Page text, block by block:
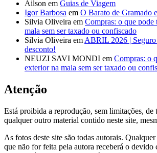
Ailson em Guias de Viagem
Igor Barbosa em O Barato de Gramado
Silvia Oliveira em Compras: o que pode
mala sem ser taxado ou confiscado
Silvia Oliveira em ABRIL 2026 |
desconto!
NEUZI SAVI MONDI em Compras: o
exterior na mala sem ser taxado ou
Atenção
Está proibida a reprodução, sem limitações, de
qualquer outro material contido neste site,
As fotos deste site são todas autorais.
que não for feita pela autora receberá o devido